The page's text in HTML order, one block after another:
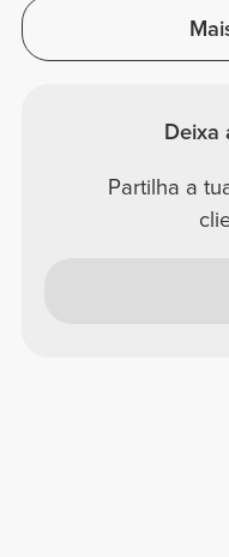
Deixa
Partilha a